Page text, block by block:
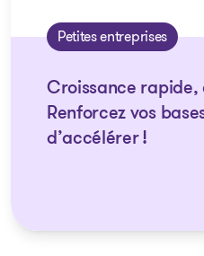
Petites entreprises
Croissance rapide,
Renforcez vos
d’accélérer !